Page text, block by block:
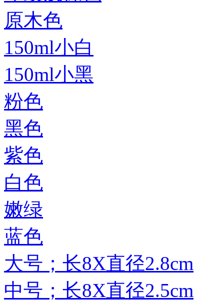
原木色
150ml小白
150ml小黑
粉色
黑色
紫色
白色
嫩绿
蓝色
大号；长8X直径2.8cm
中号；长8X直径2.5cm